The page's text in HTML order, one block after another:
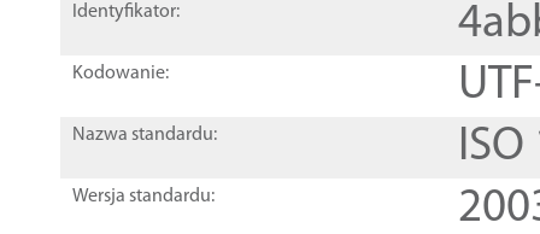
Identyfikator:
Kodowanie:
Nazwa standardu:
Wersja standardu: